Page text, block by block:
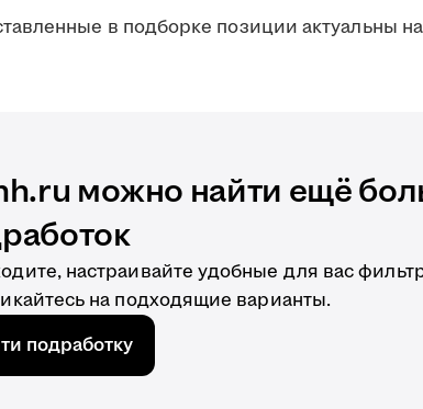
в подборке позиции актуальны
можно найти ещё
настраивайте удобные для вас
на подходящие варианты.
подработку